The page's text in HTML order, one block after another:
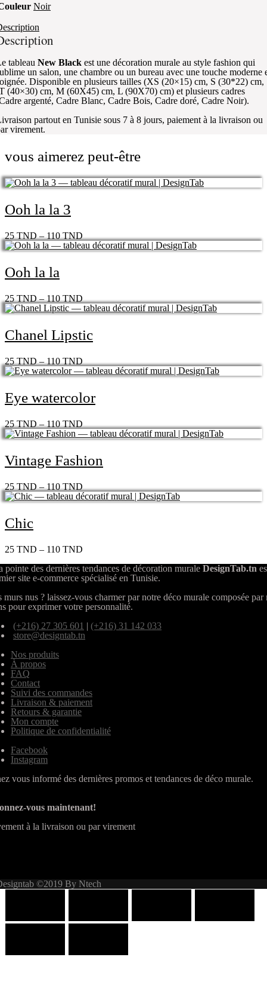
Noir
tableau New Black est une décoration murale au style fashion qui
un salon, une chambre ou un bureau avec une touche moderne
Disponible en plusieurs tailles (XS (20×15) cm, S (30*22) cm,
(40×30) cm, M (60X45) cm, L (90X70) cm) et plusieurs cadres
argenté, Cadre Blanc, Cadre Bois, Cadre doré, Cadre Noir).
partout en Tunisie sous 7 à 8 jours, paiement à la livraison ou
virement.
vous aimerez peut-être
Ooh la la 3
25TND–110TND
Ooh la la
25TND–110TND
Chanel Lipstic
25TND–110TND
Eye watercolor
25TND–110TND
Vintage Fashion
25TND–110TND
Chic
25 TND – 110 TND
pointe des dernières tendances de décoration murale DesignTab.tn
site e-commerce spécialisé en Tunisie.
murs nus ? laissez-vous charmer par notre déco murale composée par
pour exprimer votre personnalité.
(+216) 27 305 601 | (+216) 31 142 033
store@designtab.tn
Nos produits
À propos
FAQ
Contact
Suivi des commandes
Livraison & paiement
Retours & garantie
Mon compte
Politique de confidentialité
Facebook
Instagram
vous informé des dernières promos et tendances de déco murale.
vous maintenant!
à la livraison ou par virement
©2019 By Ntech